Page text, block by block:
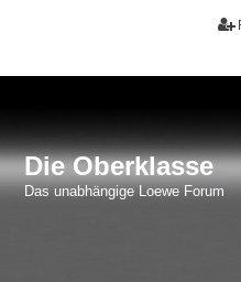
Die Oberklasse
Das unabhängige Loewe Forum